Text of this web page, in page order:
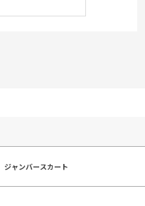
ジャンバースカート